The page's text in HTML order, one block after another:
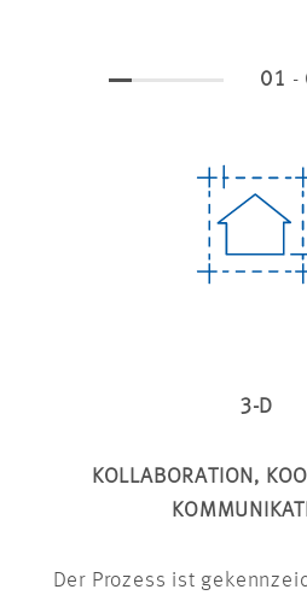
3-D
KOLLABORATION,
Der Prozess ist
01 -